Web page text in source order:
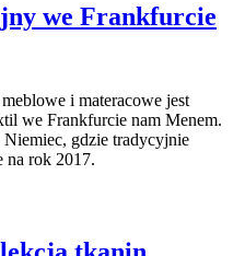
we Frankfurcie
i materacowe jest
we Frankfurcie nam Menem.
gdzie tradycyjnie
na rok 2017.